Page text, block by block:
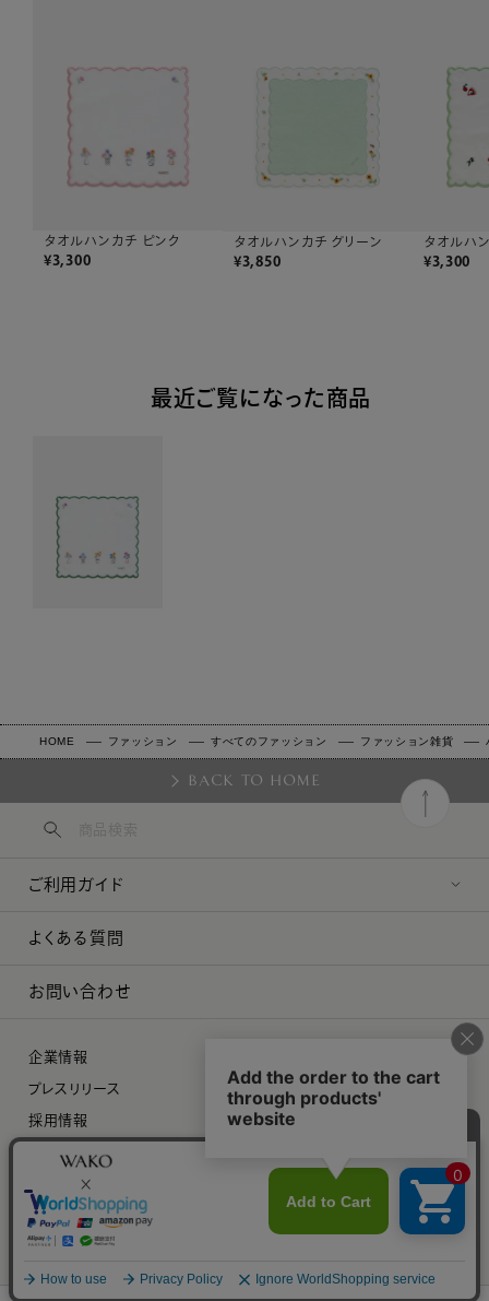
タオルハンカチ ピンク
¥3,300
タオルハンカチ グリーン
¥3,850
タオルハ
¥3,300
最近ご覧になった商品
HOME ファッション すべてのファッション ファッション雑貨
BACK TO HOME
ご利用ガイド
よくある質問
お問い合わせ
企業情報
プレスリリース
採用情報
特定商取引に関する法律に基づく表示
プライバシーポリシー